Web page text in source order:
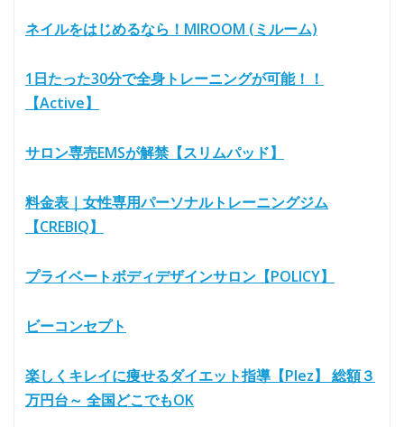
ネイルをはじめるなら！MIROOM (ミルーム)
1日たった30分で全身トレーニングが可能！！
【Active】
サロン専売EMSが解禁【スリムパッド】
料金表｜女性専用パーソナルトレーニングジム
【CREBIQ】
プライベートボディデザインサロン【POLICY】
ビーコンセプト
楽しくキレイに痩せるダイエット指導【Plez】 総額３
万円台～ 全国どこでもOK